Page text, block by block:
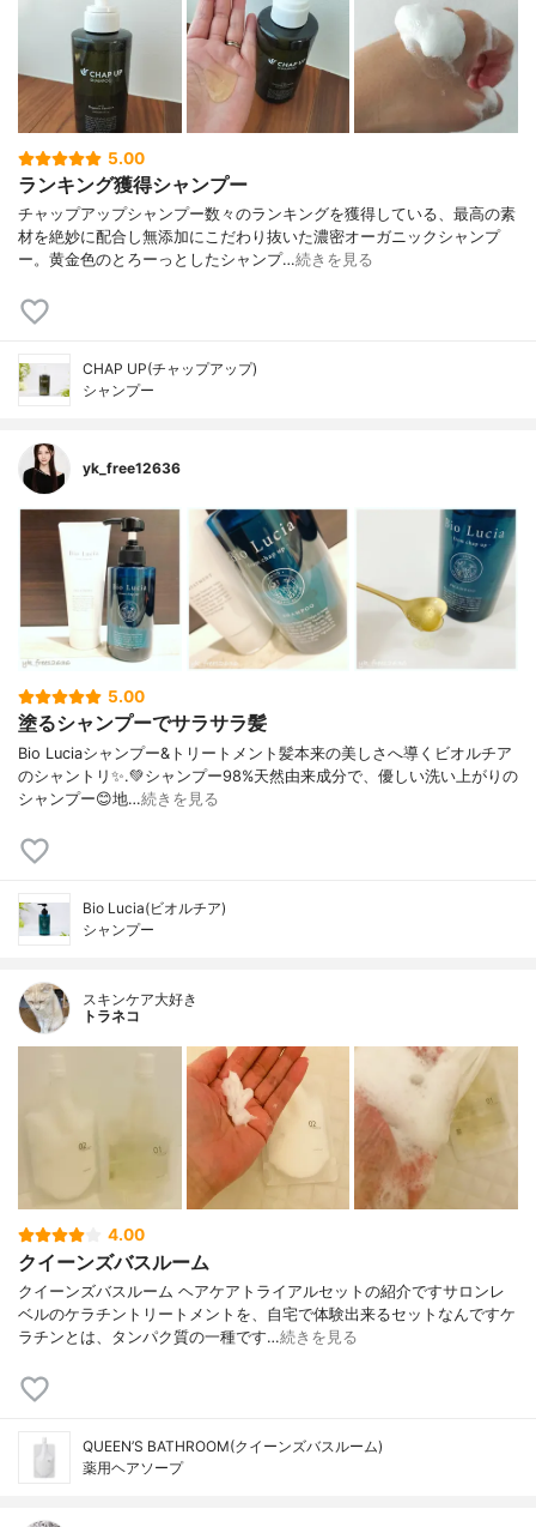
5.00
ランキング獲得シャンプー
チャップアップシャンプー数々のランキングを獲得している、最高の素
材を絶妙に配合し無添加にこだわり抜いた濃密オーガニックシャンプ
ー。黄金色のとろーっとしたシャンプ…続きを見る
CHAP UP(チャップアップ)
シャンプー
yk_free12636
5.00
塗るシャンプーでサラサラ髪
Bio Luciaシャンプー&トリートメント⁡髪本来の美しさへ導くビオルチア
のシャントリ✨⁡.💚シャンプー98%天然由来成分で、優しい洗い上がりの
シャンプー😊地…続きを見る
Bio Lucia(ビオルチア)
シャンプー
スキンケア大好き
トラネコ
4.00
クイーンズバスルーム
クイーンズバスルーム ヘアケアトライアルセットの紹介ですサロンレ
ベルのケラチントリートメントを、自宅で体験出来るセットなんですケ
ラチンとは、タンパク質の一種です…続きを見る
QUEEN’S BATHROOM(クイーンズバスルーム)
薬用ヘアソープ